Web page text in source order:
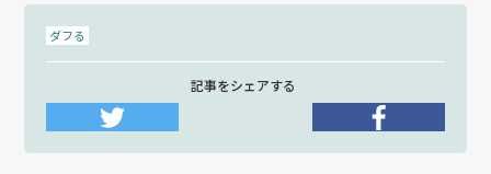
ダフる
記事をシェアする